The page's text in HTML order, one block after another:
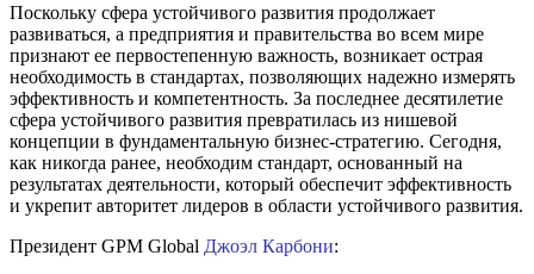
Поскольку сфера устойчивого развития продолжает
развиваться, а предприятия и правительства во всем мире
признают ее первостепенную важность, возникает острая
необходимость в стандартах, позволяющих надежно измерять
эффективность и компетентность. За последнее десятилетие
сфера устойчивого развития превратилась из нишевой
концепции в фундаментальную бизнес-стратегию. Сегодня,
как никогда ранее, необходим стандарт, основанный на
результатах деятельности, который обеспечит эффективность
и укрепит авторитет лидеров в области устойчивого развития.
Президент GPM Global Джоэл Карбони: